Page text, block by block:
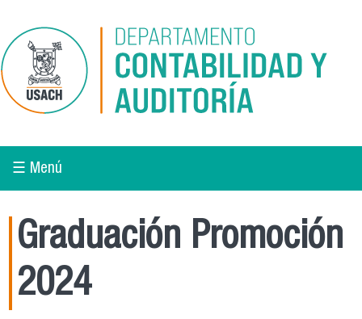
☰ Menú
Graduación Promoción
2024